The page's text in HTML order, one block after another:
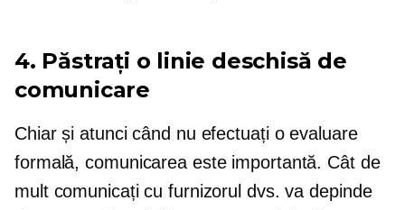
4. Păstrați o linie deschisă de
comunicare
Chiar și atunci când nu efectuați o evaluare
formală, comunicarea este importantă. Cât de
mult comunicați cu furnizorul dvs. va depinde